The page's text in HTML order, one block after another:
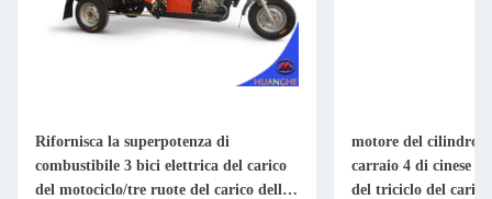
Rifornisca la superpotenza di
combustibile 3 bici elettrica del carico
del motociclo/tre ruote del carico della
motore del cilindro
carraio 4 di cinese 3
del triciclo del carico